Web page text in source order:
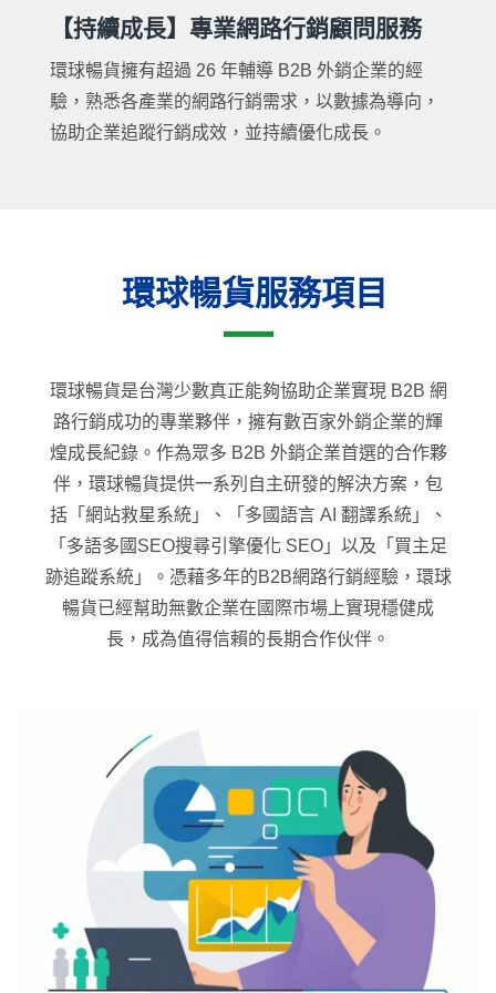
【持續成長】專業網路行銷顧問服務
環球暢貨擁有超過 26 年輔導 B2B 外銷企業的經
驗，熟悉各產業的網路行銷需求，以數據為導向，
協助企業追蹤行銷成效，並持續優化成長。
環球暢貨服務項目
環球暢貨是台灣少數真正能夠協助企業實現 B2B 網
路行銷成功的專業夥伴，擁有數百家外銷企業的輝
煌成長紀錄。作為眾多 B2B 外銷企業首選的合作夥
伴，環球暢貨提供一系列自主研發的解決方案，包
括「網站救星系統」、「多國語言 AI 翻譯系統」、
「多語多國SEO搜尋引擎優化 SEO」以及「買主足
跡追蹤系統」。憑藉多年的B2B網路行銷經驗，環球
暢貨已經幫助無數企業在國際市場上實現穩健成
長，成為值得信賴的長期合作伙伴。